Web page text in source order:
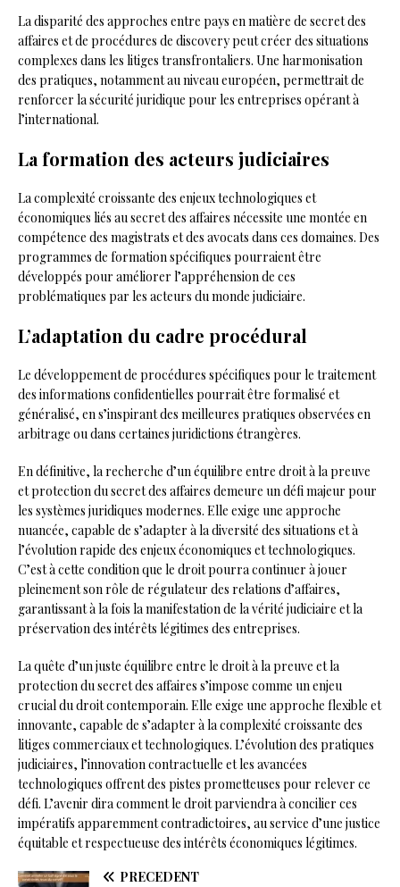
La disparité des approches entre pays en matière de secret des
affaires et de procédures de discovery peut créer des situations
complexes dans les litiges transfrontaliers. Une harmonisation
des pratiques, notamment au niveau européen, permettrait de
renforcer la sécurité juridique pour les entreprises opérant à
l’international.
La formation des acteurs judiciaires
La complexité croissante des enjeux technologiques et
économiques liés au secret des affaires nécessite une montée en
compétence des magistrats et des avocats dans ces domaines. Des
programmes de formation spécifiques pourraient être
développés pour améliorer l’appréhension de ces
problématiques par les acteurs du monde judiciaire.
L’adaptation du cadre procédural
Le développement de procédures spécifiques pour le traitement
des informations confidentielles pourrait être formalisé et
généralisé, en s’inspirant des meilleures pratiques observées en
arbitrage ou dans certaines juridictions étrangères.
En définitive, la recherche d’un équilibre entre droit à la preuve
et protection du secret des affaires demeure un défi majeur pour
les systèmes juridiques modernes. Elle exige une approche
nuancée, capable de s’adapter à la diversité des situations et à
l’évolution rapide des enjeux économiques et technologiques.
C’est à cette condition que le droit pourra continuer à jouer
pleinement son rôle de régulateur des relations d’affaires,
garantissant à la fois la manifestation de la vérité judiciaire et la
préservation des intérêts légitimes des entreprises.
La quête d’un juste équilibre entre le droit à la preuve et la
protection du secret des affaires s’impose comme un enjeu
crucial du droit contemporain. Elle exige une approche flexible et
innovante, capable de s’adapter à la complexité croissante des
litiges commerciaux et technologiques. L’évolution des pratiques
judiciaires, l’innovation contractuelle et les avancées
technologiques offrent des pistes prometteuses pour relever ce
défi. L’avenir dira comment le droit parviendra à concilier ces
impératifs apparemment contradictoires, au service d’une justice
équitable et respectueuse des intérêts économiques légitimes.
PRÉCÉDENT